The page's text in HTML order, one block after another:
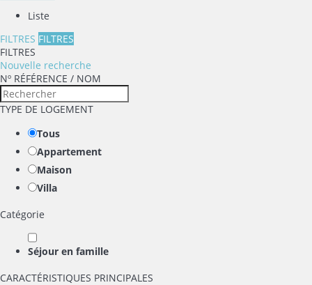
Liste
FILTRES FILTRES
FILTRES
Nouvelle recherche
Nº RÉFÉRENCE / NOM
TYPE DE LOGEMENT
Tous
Appartement
Maison
Villa
Catégorie
Séjour en famille
CARACTÉRISTIQUES PRINCIPALES